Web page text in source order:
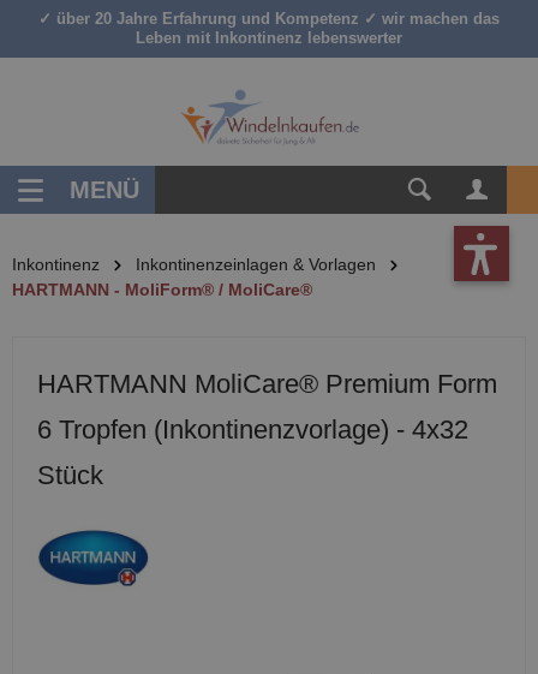
springen
✓ über 20 Jahre Erfahrung und Kompetenz ✓ wir machen das
Leben mit Inkontinenz lebenswerter
MENÜ
Inkontinenz
Inkontinenzeinlagen & Vorlagen
HARTMANN - MoliForm® / MoliCare®
HARTMANN MoliCare® Premium Form
6 Tropfen (Inkontinenzvorlage) - 4x32
Stück